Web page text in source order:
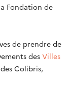
Fondation de
de prendre de
des Villes
Colibris,